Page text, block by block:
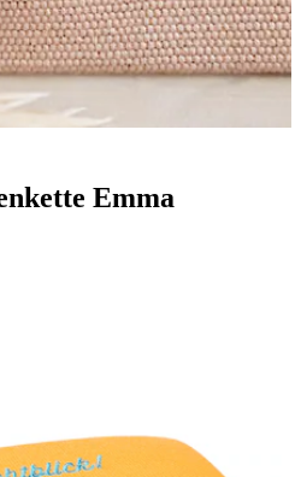
Emma